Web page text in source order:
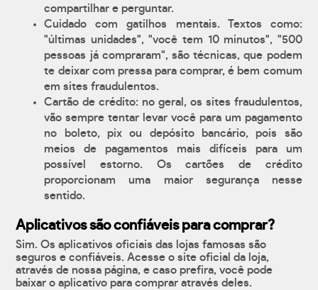
compartilhar e perguntar.
Cuidado com gatilhos mentais. Textos como:
"últimas unidades", "você tem 10 minutos", "500
pessoas já compraram", são técnicas, que podem
te deixar com pressa para comprar, é bem comum
em sites fraudulentos.
Cartão de crédito: no geral, os sites fraudulentos,
vão sempre tentar levar você para um pagamento
no boleto, pix ou depósito bancário, pois são
meios de pagamentos mais difíceis para um
possível estorno. Os cartões de crédito
proporcionam uma maior segurança nesse
sentido.
Aplicativos são confiáveis para comprar?
Sim. Os aplicativos oficiais das lojas famosas são
seguros e confiáveis. Acesse o site oficial da loja,
através de nossa página, e caso prefira, você pode
baixar o aplicativo para comprar através deles.